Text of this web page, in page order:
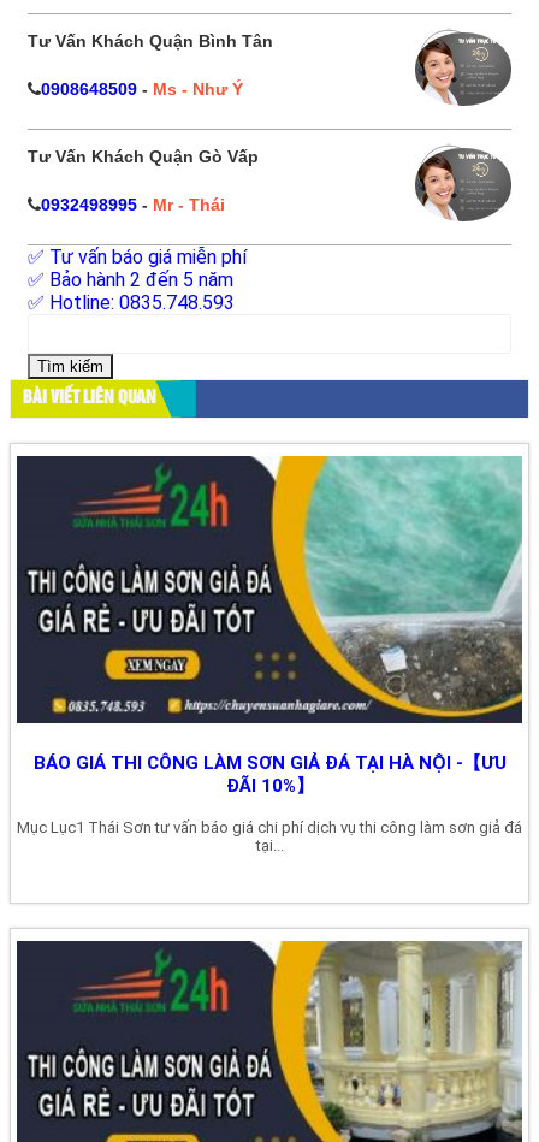
Tư Vấn Khách Quận Bình Tân
0908648509 - Ms - Như Ý
Tư Vấn Khách Quận Gò Vấp
0932498995 - Mr - Thái
✅ Tư vấn báo giá miễn phí
✅ Bảo hành 2 đến 5 năm
✅ Hotline: 0835.748.593
cho:
BÀI VIẾT LIÊN QUAN
BÁO GIÁ THI CÔNG LÀM SƠN GIẢ ĐÁ TẠI HÀ NỘI -【ƯU
ĐÃI 10%】
Mục Lục1 Thái Sơn tư vấn báo giá chi phí dịch vụ thi công làm sơn giả đá
tại...